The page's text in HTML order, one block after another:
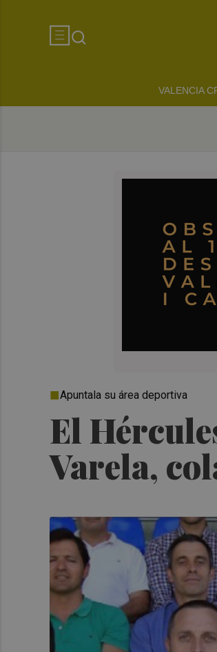
VALENCIA
El
Varela,
Apuntala su área deportiva